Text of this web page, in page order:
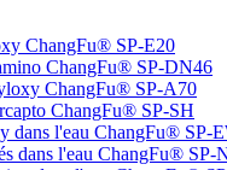
ChangFu® SP-E20
ChangFu® SP-DN46
ChangFu® SP-A70
ChangFu® SP-SH
dans l'eau ChangFu® SP-
dans l'eau ChangFu® SP-